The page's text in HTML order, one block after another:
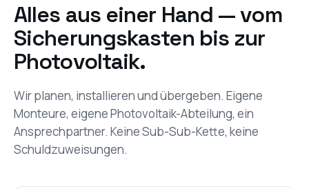
Alles aus einer Hand — vom
Sicherungskasten bis zur
Photovoltaik.
Wir planen, installieren und übergeben. Eigene
Monteure, eigene Photovoltaik-Abteilung, ein
Ansprechpartner. Keine Sub-Sub-Kette, keine
Schuldzuweisungen.